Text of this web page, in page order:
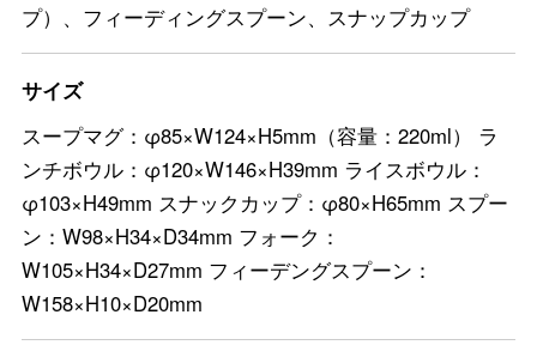
プ）、フィーディングスプーン、スナップカップ
サイズ
スープマグ：φ85×W124×H5mm（容量：220ml） ラ
ンチボウル：φ120×W146×H39mm ライスボウル：
φ103×H49mm スナックカップ：φ80×H65mm スプー
ン：W98×H34×D34mm フォーク：
W105×H34×D27mm フィーデングスプーン：
W158×H10×D20mm